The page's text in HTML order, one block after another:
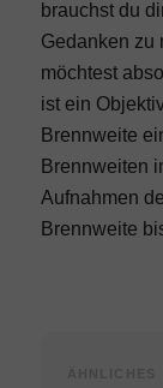
brauchst du
Gedanken zu
möchtest
ist ein
Brennweite
Brennweiten
Aufnahmen
Brennweite